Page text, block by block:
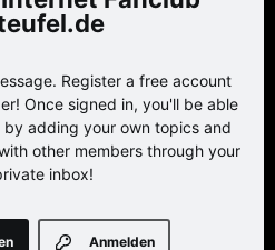
Register a free account
Once signed in, you'll be able
adding your own topics and
other members through your
inbox!
Anmelden